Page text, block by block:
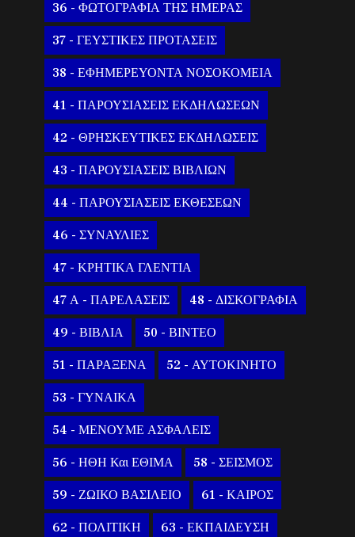
36 - ΦΩΤΟΓΡΑΦΙΑ ΤΗΣ ΗΜΕΡΑΣ
37 - ΓΕΥΣΤΙΚΕΣ ΠΡΟΤΑΣΕΙΣ
38 - ΕΦΗΜΕΡΕΥΟΝΤΑ ΝΟΣΟΚΟΜΕΙΑ
41 - ΠΑΡΟΥΣΙΑΣΕΙΣ ΕΚΔΗΛΩΣΕΩΝ
42 - ΘΡΗΣΚΕΥΤΙΚΕΣ ΕΚΔΗΛΩΣΕΙΣ
43 - ΠΑΡΟΥΣΙΑΣΕΙΣ ΒΙΒΛΙΩΝ
44 - ΠΑΡΟΥΣΙΑΣΕΙΣ ΕΚΘΕΣΕΩΝ
46 - ΣΥΝΑΥΛΙΕΣ
47 - ΚΡΗΤΙΚΑ ΓΛΕΝΤΙΑ
47 Α - ΠΑΡΕΛΑΣΕΙΣ 48 - ΔΙΣΚΟΓΡΑΦΙΑ
49 - ΒΙΒΛΙΑ 50 - ΒΙΝΤΕΟ
51 - ΠΑΡΑΞΕΝΑ 52 - ΑΥΤΟΚΙΝΗΤΟ
53 - ΓΥΝΑΙΚΑ
54 - ΜΕΝΟΥΜΕ ΑΣΦΑΛΕΙΣ
56 - ΗΘΗ Και ΕΘΙΜΑ 58 - ΣΕΙΣΜΟΣ
59 - ΖΩΙΚΟ ΒΑΣΙΛΕΙΟ 61 - ΚΑΙΡΟΣ
62 - ΠΟΛΙΤΙΚΗ 63 - ΕΚΠΑΙΔΕΥΣΗ